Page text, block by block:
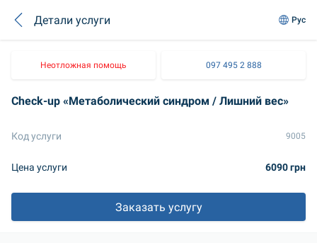
Детали услуги Рус
Неотложная помощь 097 495 2 888
Check-up «Метаболический синдром / Лишний вес»
Код услуги 9005
Цена услуги 6090 грн
Заказать услугу